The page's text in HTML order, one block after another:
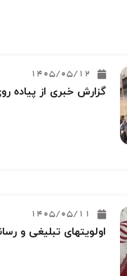
1405/05/12
گزارش خبری از پیاده
1405/05/11
اولویتهای تبلیغی و